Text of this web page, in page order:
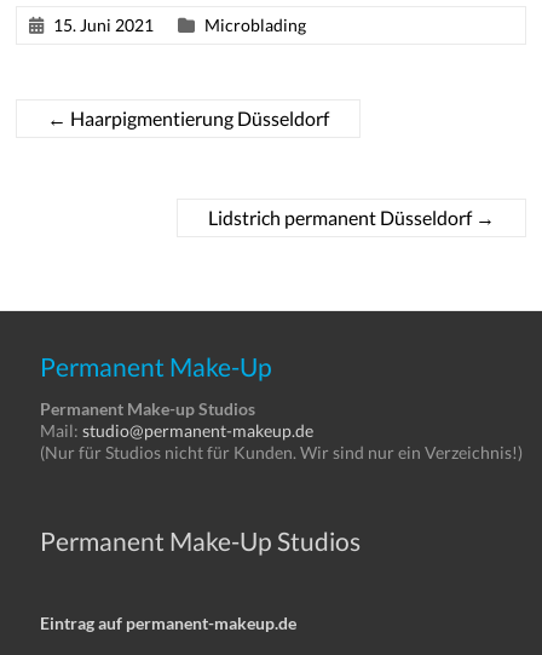
15. Juni 2021 Microblading
← Haarpigmentierung Düsseldorf
Lidstrich permanent Düsseldorf →
Permanent Make-Up
Permanent Make-up Studios
Mail:studio@permanent-makeup.de
(Nur für Studios nicht für Kunden. Wir sind nur ein Verzeichnis!)
Permanent Make-Up Studios
Eintrag auf permanent-makeup.de